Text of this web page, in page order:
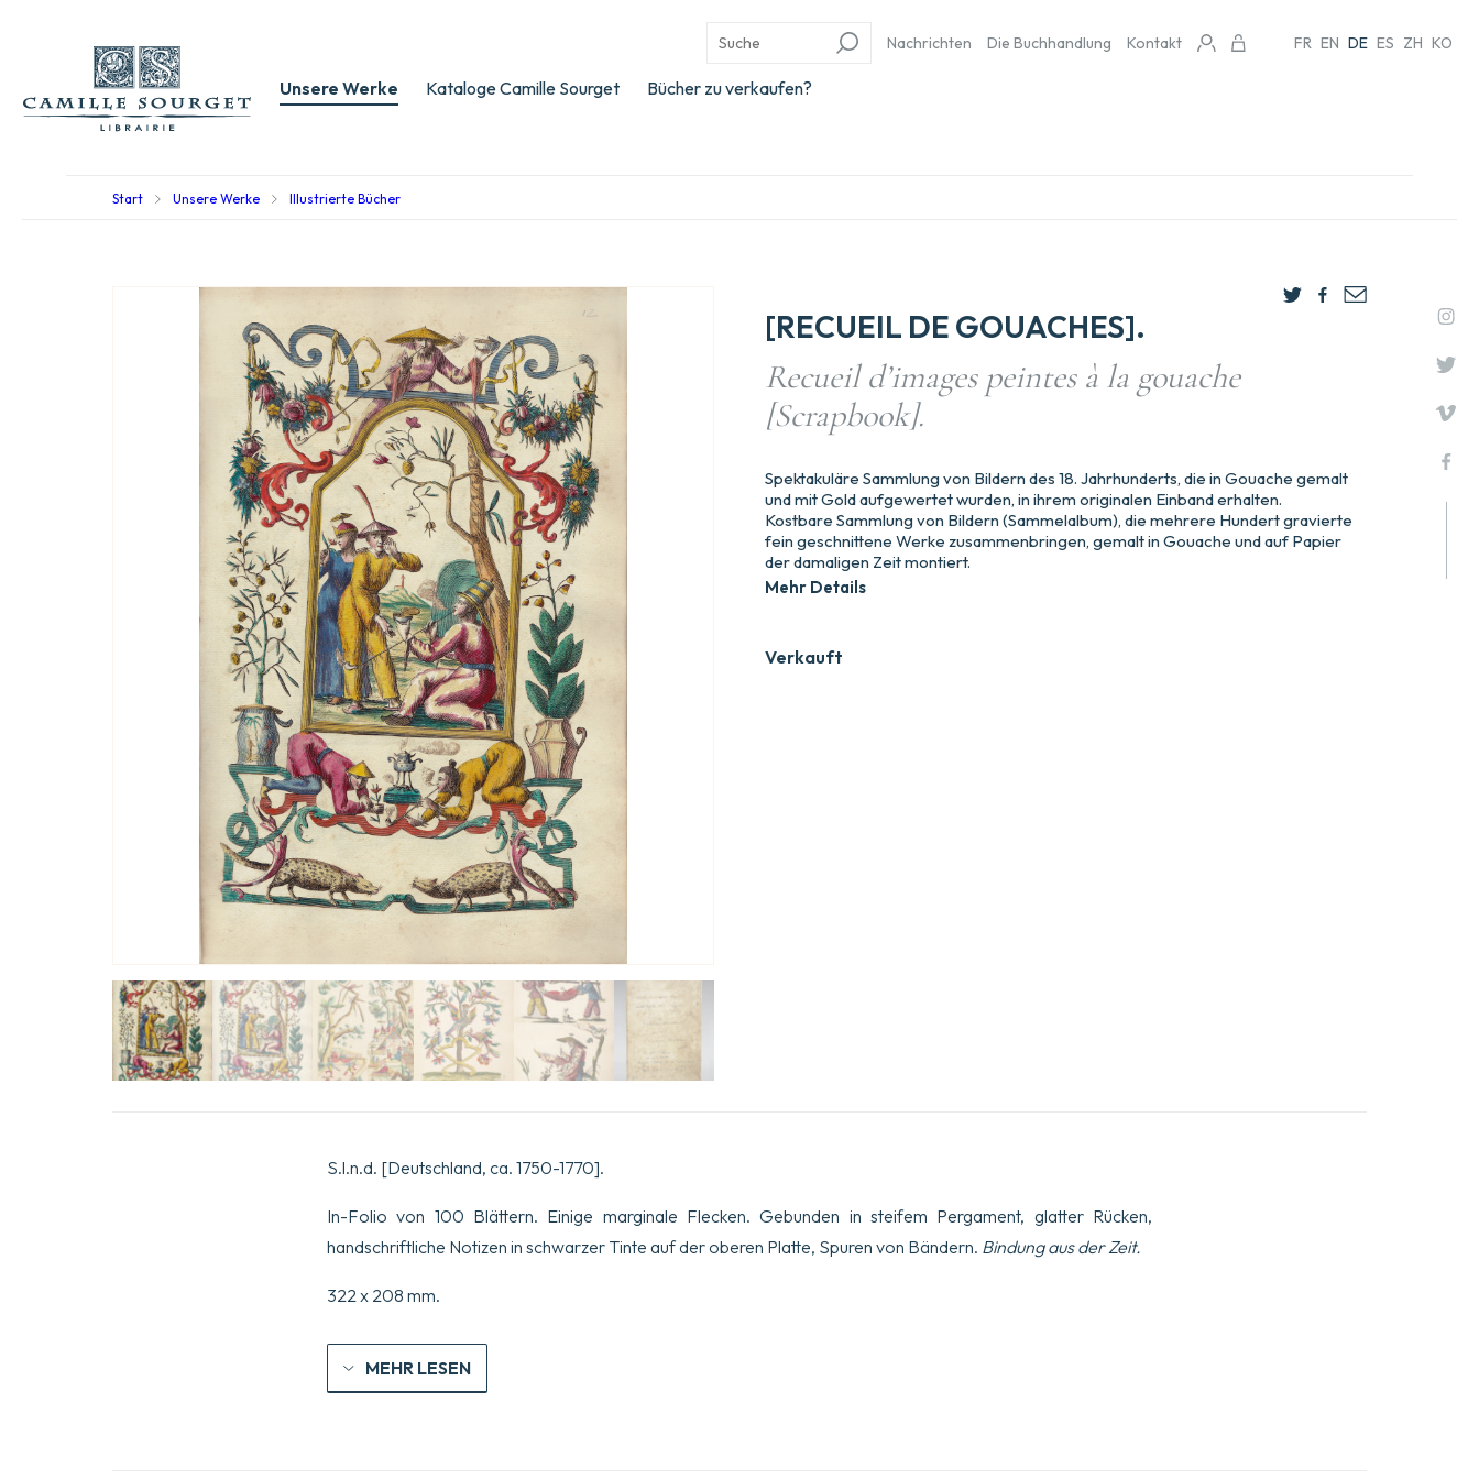
Unsere Werke Kataloge Camille Sourget Bücher zu verkaufen?
Nachrichten Die Buchhandlung Kontakt FR EN DE ES ZH KO
Start Unsere Werke Illustrierte Bücher
[RECUEIL DE GOUACHES].
Recueil d’images peintes à la gouache
[Scrapbook].
Verkauft
Spektakuläre Sammlung von Bildern des 18. Jahrhunderts, die in Gouache gemalt
und mit Gold aufgewertet wurden, in ihrem originalen Einband erhalten.
Kostbare Sammlung von Bildern (Sammelalbum), die mehrere Hundert gravierte
fein geschnittene Werke zusammenbringen, gemalt in Gouache und auf Papier
der damaligen Zeit montiert.
Mehr Details
S.l.n.d. [Deutschland, ca. 1750-1770].
In-Folio von 100 Blättern. Einige marginale Flecken. Gebunden in steifem Pergament, glatter Rücken,
handschriftliche Notizen in schwarzer Tinte auf der oberen Platte, Spuren von Bändern. Bindung aus der Zeit.
322 x 208 mm.
MEHR LESEN